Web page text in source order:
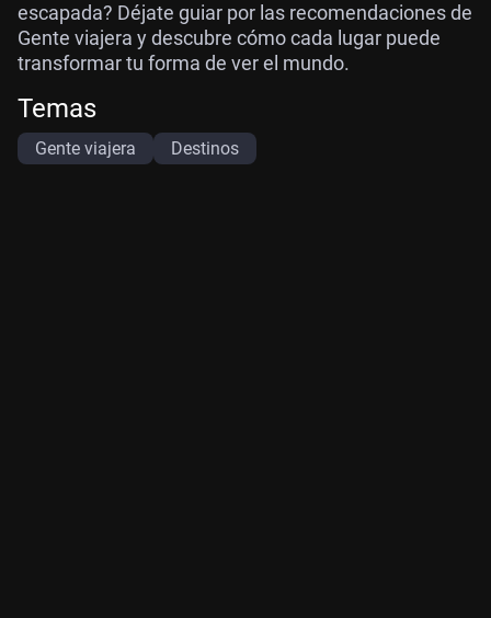
escapada? Déjate guiar por las recomendaciones de
Gente viajera y descubre cómo cada lugar puede
transformar tu forma de ver el mundo.
Temas
Gente viajera Destinos